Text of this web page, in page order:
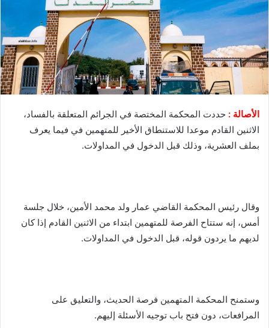
الأصالة : حددت المحكمة المختصة في الجرائم المتعلقة بالفساد،
الاثنين القادم موعدا للاستنطاق الأخير للمتهمين في فيما يعرف
بملف العشرية، وذلك قبل الدخول في المداولات.
وقال رئيس المحكمة القاضي عمار ولد محمد الأمين، خلال جلسة
أمس، إنه ستتاح الفرصة للمتهمين ابتداء من الاثنين القادم إذا كان
لديهم ما يردون قوله، قبل الدخول في المداولات.
وستمنح المحكمة المتهمين فرصة الحديث، والتعليق على
المرافعات، دون فتح باب توجيه الأسئلة إليهم.